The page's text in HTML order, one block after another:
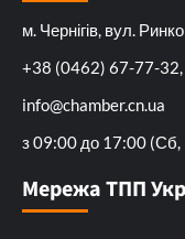
м. Чернігів, вул.
+38 (0462) 67-77-
info@chamber.cn.ua
з 09:00 до 17:00 (Сб,
Мережа ТПП